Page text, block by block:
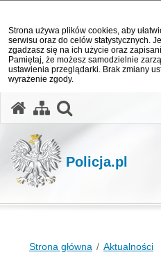
Strona używa plików cookies, aby
serwisu oraz do celów statystycznych.
zgadzasz się na ich użycie oraz
Pamiętaj, że możesz samodzielnie
ustawienia przeglądarki. Brak zmiany
wyrażenie zgody.
Policja.pl
Strona główna Aktualności